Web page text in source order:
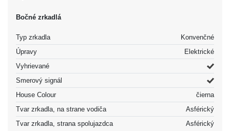
Bočné zrkadlá
Typ zrkadla
Konvenčné
Úpravy
Elektrické
Vyhrievané
Smerový signál
House Colour
čierna
Tvar zrkadla, na strane vodiča
Asférický
Tvar zrkadla, strana spolujazdca
Asférický